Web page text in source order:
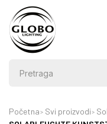
Početna Svi proizvodi